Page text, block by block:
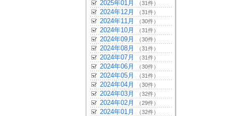
2025年01月 （31件）
2024年12月 （31件）
2024年11月 （30件）
2024年10月 （31件）
2024年09月 （30件）
2024年08月 （31件）
2024年07月 （31件）
2024年06月 （30件）
2024年05月 （31件）
2024年04月 （30件）
2024年03月 （32件）
2024年02月 （29件）
2024年01月 （32件）